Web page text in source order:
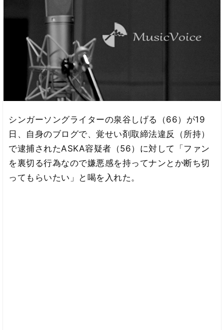
シンガーソングライターの泉谷しげる（66）が19
日、自身のブログで、覚せい剤取締法違反（所持）
で逮捕されたASKA容疑者（56）に対して「ファン
を裏切る行為なので嫌悪感を持ってナンとか断ち切
ってもらいたい」と喝を入れた。